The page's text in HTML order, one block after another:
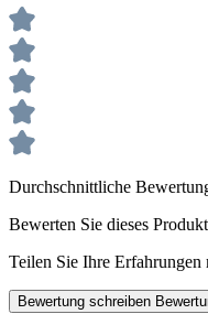
Durchschnittliche
Bewerten Sie dieses
Teilen Sie Ihre Erfahrungen
Bewertung schreiben